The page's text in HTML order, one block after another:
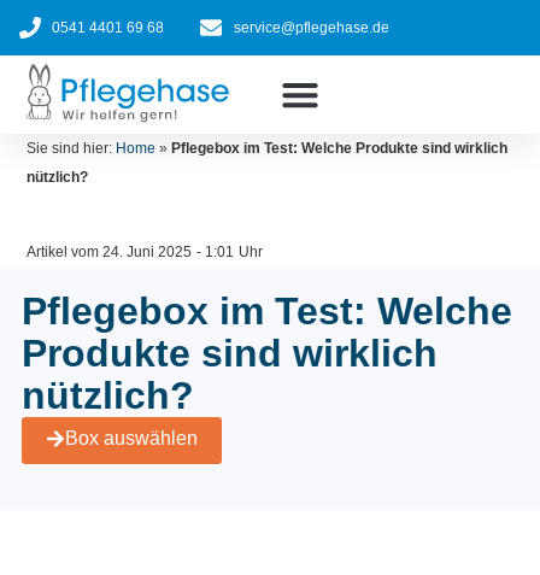
Zum
springen
0541 4401 69 68 service@pflegehase.de
Sie sind hier: Home »Pflegebox im Test: Welche Produkte sind wirklich
nützlich?
Artikel vom 24. Juni 2025 - 1:01 Uhr
Pflegebox im Test: Welche
Produkte sind wirklich
nützlich?
Box auswählen